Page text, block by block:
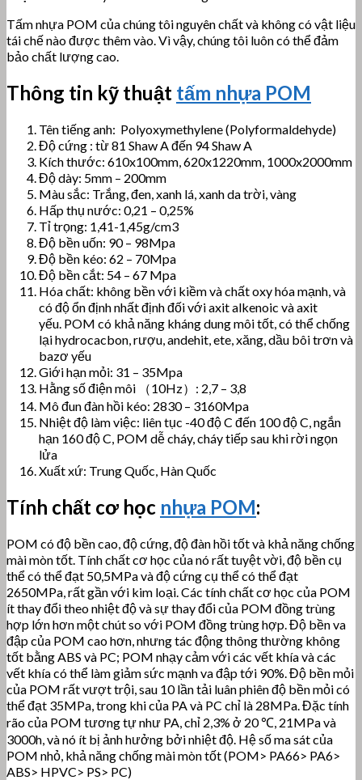
Tấm nhựa POM của chúng tôi nguyên chất và không có vật liệu
tái chế nào được thêm vào. Vì vậy, chúng tôi luôn có thể đảm
bảo chất lượng cao.
Thông tin kỹ thuật tấm nhựa POM
Tên tiếng anh: Polyoxymethylene (Polyformaldehyde)
Độ cứng : từ 81 Shaw A đến 94 Shaw A
Kích thước: 610x100mm, 620x1220mm, 1000x2000mm
Độ dày: 5mm – 200mm
Màu sắc: Trắng, đen, xanh lá, xanh da trời, vàng
Hấp thụ nước: 0,21 – 0,25%
Tỉ trọng: 1,41-1,45g/cm3
Độ bền uốn: 90 – 98Mpa
Độ bền kéo: 62 – 70Mpa
Độ bền cắt: 54 – 67 Mpa
Hóa chất: không bền với kiềm và chất oxy hóa mạnh, và
có độ ổn định nhất định đối với axit alkenoic và axit
yếu. POM có khả năng kháng dung môi tốt, có thể chống
lại hydrocacbon, rượu, andehit, ete, xăng, dầu bôi trơn và
bazơ yếu
Giới hạn mỏi: 31 – 35Mpa
Hằng số điện môi （10Hz）: 2,7 – 3,8
Mô đun đàn hồi kéo: 2830 – 3160Mpa
Nhiệt độ làm việc: liên tục -40 độ C đến 100 độ C, ngắn
hạn 160 độ C, POM dễ cháy, cháy tiếp sau khi rời ngọn
lửa
Xuất xứ: Trung Quốc, Hàn Quốc
Tính chất cơ học nhựa POM:
POM có độ bền cao, độ cứng, độ đàn hồi tốt và khả năng chống
mài mòn tốt. Tính chất cơ học của nó rất tuyệt vời, độ bền cụ
thể có thể đạt 50,5MPa và độ cứng cụ thể có thể đạt
2650MPa, rất gần với kim loại. Các tính chất cơ học của POM
ít thay đổi theo nhiệt độ và sự thay đổi của POM đồng trùng
hợp lớn hơn một chút so với POM đồng trùng hợp. Độ bền va
đập của POM cao hơn, nhưng tác động thông thường không
tốt bằng ABS và PC; POM nhạy cảm với các vết khía và các
vết khía có thể làm giảm sức mạnh va đập tới 90%. Độ bền mỏi
của POM rất vượt trội, sau 10 lần tải luân phiên độ bền mỏi có
thể đạt 35MPa, trong khi của PA và PC chỉ là 28MPa. Đặc tính
rão của POM tương tự như PA, chỉ 2,3% ở 20 ℃, 21MPa và
3000h, và nó ít bị ảnh hưởng bởi nhiệt độ. Hệ số ma sát của
POM nhỏ, khả năng chống mài mòn tốt (POM> PA66> PA6>
ABS> HPVC> PS> PC)